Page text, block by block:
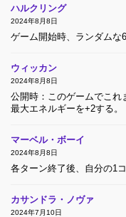
ハルクリング
2024年8月8日
ゲーム開始時、ランダムな
ウィッカン
2024年8月8日
公開時：このゲームでこれ
最大エネルギーを+2する。
マーベル・ボーイ
2024年8月8日
各ターン終了後、自分の1
カサンドラ・ノヴァ
2024年7月10日